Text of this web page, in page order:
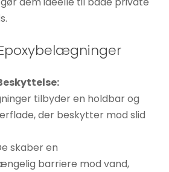
tilbyder en holdbar og
der beskytter mod slid
skaber en
barriere mod vand,